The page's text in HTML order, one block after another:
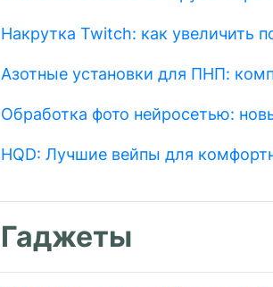
Накрутка Twitch: как увеличить
Азотные установки для ПНП:
Обработка фото нейросетью:
HQD: Лучшие вейпы для
Гаджеты